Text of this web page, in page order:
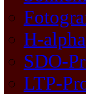
H-alpha
SDO-
LTP-